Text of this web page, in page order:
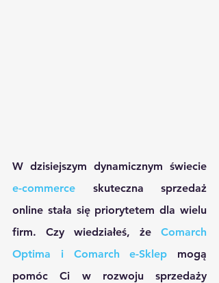
e-commerce skuteczna sprzedaż
online stała się priorytetem dla wielu
firm. Czy wiedziałeś, że Comarch
Optima i Comarch e-Sklep mogą
pomóc Ci w rozwoju sprzedaży